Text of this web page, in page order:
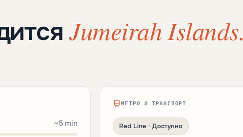
Jumeirah Islands.
~5 min
МЕТРО И ТРАНСПОРТ
Red Line · Доступно